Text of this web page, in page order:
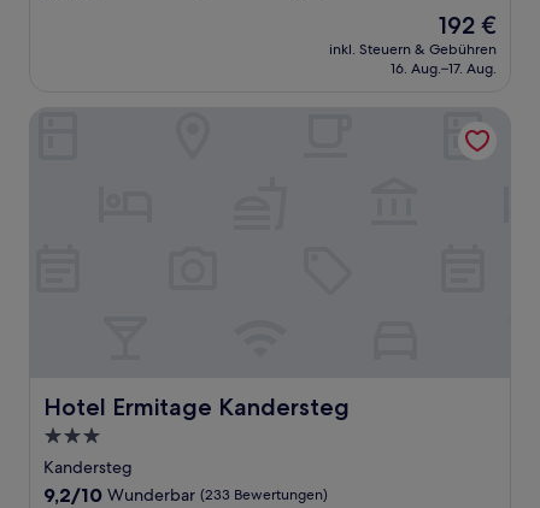
Der
Preis
beträgt
192 €
inkl. Steuern & Gebühren
16. Aug.–17. Aug.
Hotel Ermitage Kandersteg
Hotel Ermitage Kandersteg
3.0-
Sterne-
Unterkunft
Kandersteg
9.2
9,2/10 Wunderbar (233 Bewertungen)